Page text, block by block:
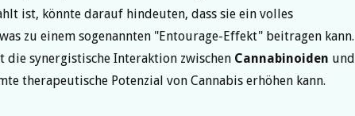
ist, könnte darauf hindeuten, dass sie ein volles
zu einem sogenannten "Entourage-Effekt" beitragen kann.
die synergistische Interaktion zwischen Cannabinoiden und
therapeutische Potenzial von Cannabis erhöhen kann.